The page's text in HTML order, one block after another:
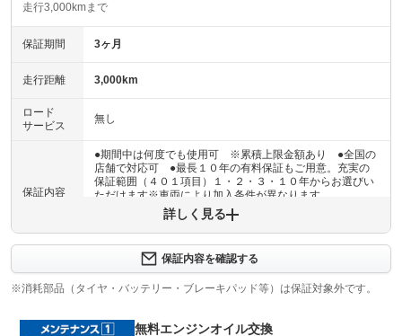
走行3,000kmまで
保証期間 3ヶ月
走行距離 3,000km
ロード
サービス
無し
保証内容
●期間中は何度でも使用可 ※累積上限金額あり ●全国の
店舗で対応可 ●最長１０年の有料保証もご用意。充実の
保証範囲（４０１項目）１・２・３・１０年からお選びい
ただけます※車両により加入条件が異なります
保証項目
３ヶ月・３０００ｋｍ以内ならエンジン、トランスミッシ
ョン、ハイブリッド、ステアリング、ブレーキの各機構に
おける主要項目を無償修理（または交換）いたします。
修理回数 無制限
詳しく見る
保証内容を確認する
※消耗部品（タイヤ・バッテリー・ブレーキパッド等）は保証対象外です。
無料エンジンオイル交換